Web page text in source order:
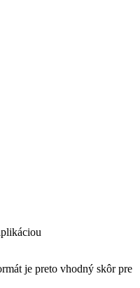
je preto vhodný skôr pre